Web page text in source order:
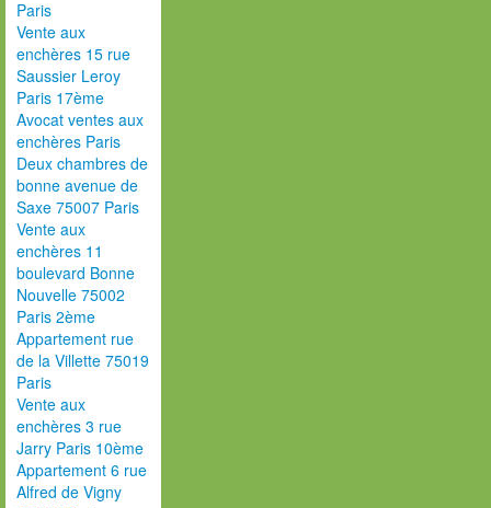
Paris
Vente aux
enchères 15 rue
Saussier Leroy
Paris 17ème
Avocat ventes aux
enchères Paris
Deux chambres de
bonne avenue de
Saxe 75007 Paris
Vente aux
enchères 11
boulevard Bonne
Nouvelle 75002
Paris 2ème
Appartement rue
de la Villette 75019
Paris
Vente aux
enchères 3 rue
Jarry Paris 10ème
Appartement 6 rue
Alfred de Vigny